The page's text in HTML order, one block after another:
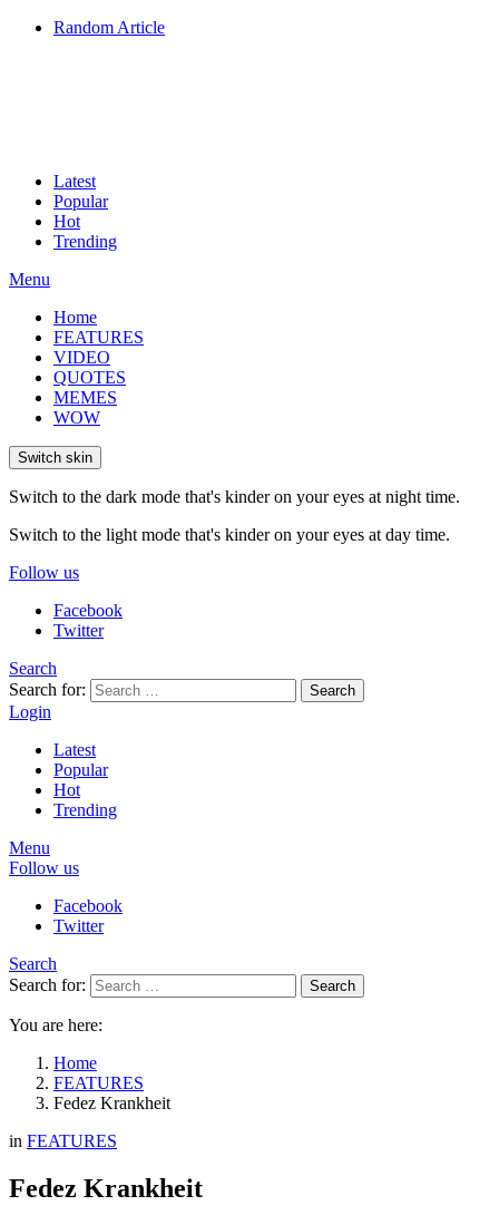
Random Article
Latest
Popular
Hot
Trending
Menu
Home
FEATURES
VIDEO
QUOTES
MEMES
WOW
Switch skin
Switch to the dark mode that's kinder on your eyes at night time.
Switch to the light mode that's kinder on your eyes at day time.
Follow us
Facebook
Twitter
Search
Search for:
Search
Login
Latest
Popular
Hot
Trending
Menu
Follow us
Facebook
Twitter
Search
Search for:
Search
You are here:
Home
FEATURES
Fedez Krankheit
in FEATURES
Fedez Krankheit